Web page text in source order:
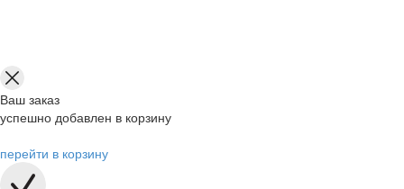
Ваш заказ
успешно добавлен в корзину
перейти в корзину